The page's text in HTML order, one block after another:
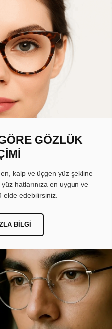
GÖZLÜK
kalp ve üçgen yüz şekline
hatlarınıza en uygun ve
elde edebilirsiniz.
BILGI